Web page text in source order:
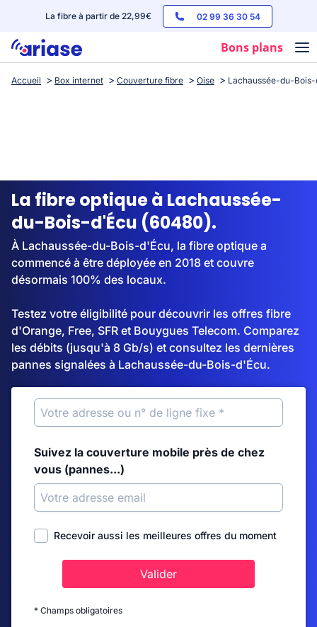
La fibre à partir de 22,99€ 02 99 36 30 54
Bons plans
Box internet
Streaming
Accueil Box internet Couverture fibre Oise Lachaussée-du-
La fibre optique à Lachaussée-
du-Bois-d'Écu (60480).
À Lachaussée-du-Bois-d'Écu, la fibre optique a
commencé à être déployée en 2018 et couvre
désormais 100% des locaux.
Testez votre éligibilité pour découvrir les offres fibre
d'Orange, Free, SFR et Bouygues Telecom. Comparez
les débits (jusqu'à 8 Gb/s) et consultez les dernières
pannes signalées à Lachaussée-du-Bois-d'Écu.
Suivez la couverture mobile près de chez
vous (pannes...)
Recevoir aussi les meilleures offres du moment
Valider
* Champs obligatoires